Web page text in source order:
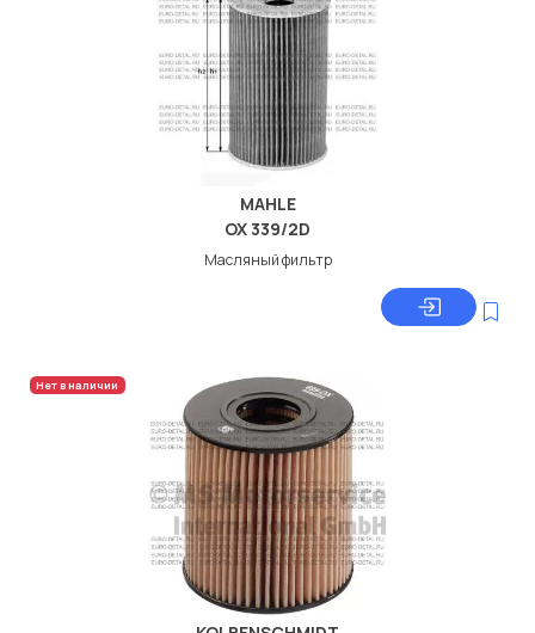
MAHLE
OX 339/2D
Масляный фильтр
Нет в наличии